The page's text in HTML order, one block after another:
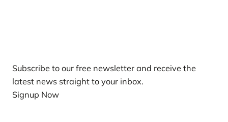
Subscribe to our free newsletter and receive the
latest news straight to your inbox.
Signup Now